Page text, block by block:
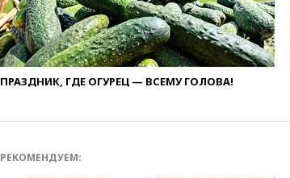
ПРАЗДНИК, ГДЕ ОГУРЕЦ — ВСЕМУ ГОЛОВА!
РЕКОМЕНДУЕМ: